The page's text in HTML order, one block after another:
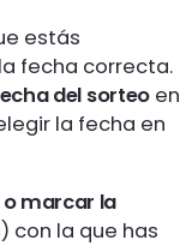
estás
fecha correcta.
del sorteoen
la fecha en
marcar la
con la que has